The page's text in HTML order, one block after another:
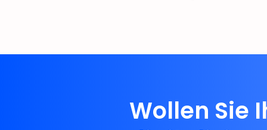
Wollen Sie